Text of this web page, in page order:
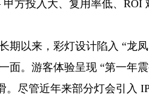
方投入大、复用率低、ROI
期以来，彩灯设计陷入 “龙
面。游客体验呈现 “第一年
。尽管近年来部分灯会引入